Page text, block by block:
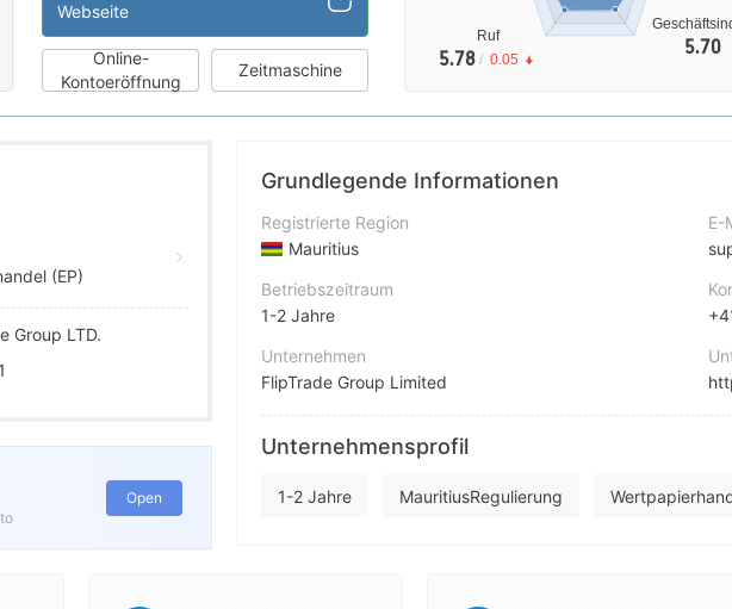
Webseite
Online-
Kontoeröffnung
Zeitmaschine
Ruf
5.78 / 0.05
5.70
(EP)
Group LTD.
Open
Grundlegende Informationen
Registrierte Region
Mauritius
Betriebszeitraum
1-2 Jahre
Unternehmen
FlipTrade Group Limited
Abkürzung
FlipTrade Group
Unternehmensmitarbeiter
E-
Unternehmensprofil
1-2 Jahre MauritiusRegulierung